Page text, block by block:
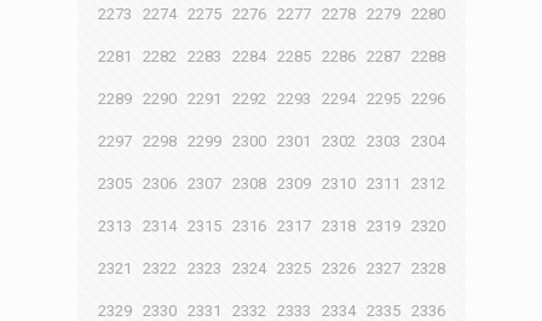
2273 2274 2275 2276 2277 2278 2279 2280
2281 2282 2283 2284 2285 2286 2287 2288
2289 2290 2291 2292 2293 2294 2295 2296
2297 2298 2299 2300 2301 2302 2303 2304
2305 2306 2307 2308 2309 2310 2311 2312
2313 2314 2315 2316 2317 2318 2319 2320
2321 2322 2323 2324 2325 2326 2327 2328
2329 2330 2331 2332 2333 2334 2335 2336